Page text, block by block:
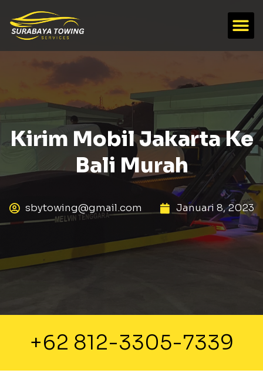
Kirim Mobil Jakarta Ke
Bali Murah
sbytowing@gmail.com Januari 8, 2023
+62 812-3305-7339